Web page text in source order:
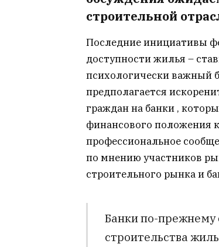
строительной
Последние инициативы
доступности жилья –
психологически важный
предполагается
граждан на банки ,
финансового положения
профессиональное
по мнению участников
строительного рынка и
Банки по-прежнему
строительства